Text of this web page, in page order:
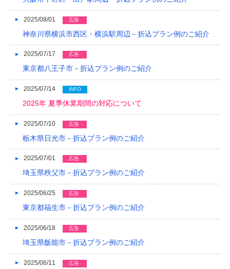
2018/01
2017/12
2017/10
2017/08
2017/07
2017/06
2017/05
2017/04
2017/01
2025/08/01 広告
神奈川県横浜市西区・横浜駅周辺－折込プラン例のご紹介
2025/07/17 広告
東京都八王子市－折込プラン例のご紹介
2025/07/14 INFO
2025年 夏季休業期間の対応について
2025/07/10 広告
栃木県日光市－折込プラン例のご紹介
2025/07/01 広告
埼玉県秩父市－折込プラン例のご紹介
2025/06/25 広告
東京都福生市－折込プラン例のご紹介
2025/06/18 広告
埼玉県飯能市－折込プラン例のご紹介
2025/06/11 広告